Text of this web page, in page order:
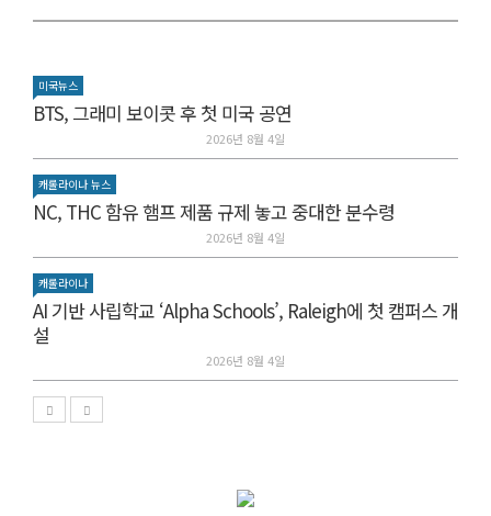
미국뉴스
BTS, 그래미 보이콧 후 첫 미국 공연
2026년 8월 4일
캐롤라이나 뉴스
NC, THC 함유 햄프 제품 규제 놓고 중대한 분수령
2026년 8월 4일
캐롤라이나
AI 기반 사립학교 ‘Alpha Schools’, Raleigh에 첫 캠퍼스 개
설
2026년 8월 4일